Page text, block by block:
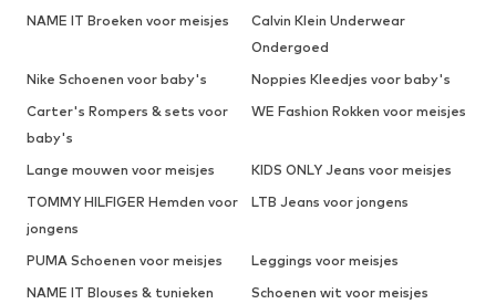
NAME IT Broeken voor meisjes
Calvin Klein Underwear
Ondergoed
Nike Schoenen voor baby's
Noppies Kleedjes voor baby's
Carter's Rompers & sets voor
baby's
WE Fashion Rokken voor meisjes
Lange mouwen voor meisjes
KIDS ONLY Jeans voor meisjes
TOMMY HILFIGER Hemden voor
jongens
LTB Jeans voor jongens
PUMA Schoenen voor meisjes
Leggings voor meisjes
NAME IT Blouses & tunieken
Schoenen wit voor meisjes